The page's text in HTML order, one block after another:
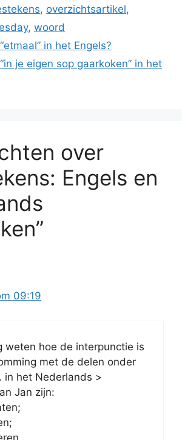
, overzichtsartikel,
, woord
in het Engels?
je eigen sop gaarkoken” in het
over
Engels en
09:19
weten hoe de interpunctie is
met de delen onder
in het Nederlands >
Jan zijn: